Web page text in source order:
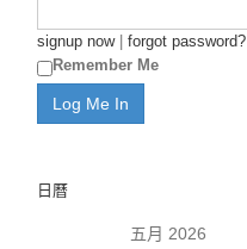
signup now| forgot password?
Remember Me
日曆
五月 2026